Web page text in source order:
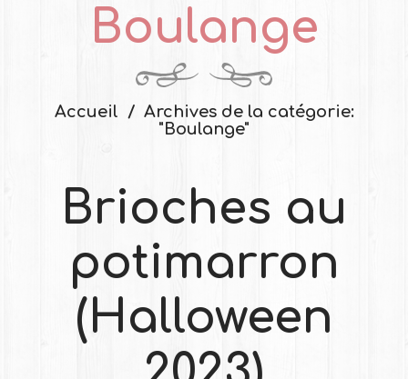
Boulange
Accueil
Archives de la catégorie:
"Boulange"
Brioches au
potimarron
(Halloween